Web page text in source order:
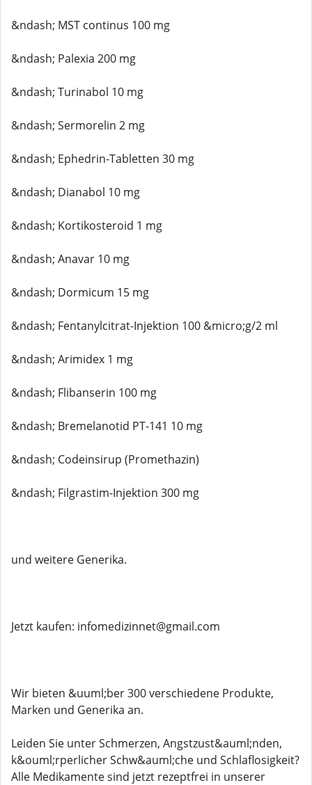
&ndash; MST continus 100 mg
&ndash; Palexia 200 mg
&ndash; Turinabol 10 mg
&ndash; Sermorelin 2 mg
&ndash; Ephedrin-Tabletten 30 mg
&ndash; Dianabol 10 mg
&ndash; Kortikosteroid 1 mg
&ndash; Anavar 10 mg
&ndash; Dormicum 15 mg
&ndash; Fentanylcitrat-Injektion 100 &micro;g/2 ml
&ndash; Arimidex 1 mg
&ndash; Flibanserin 100 mg
&ndash; Bremelanotid PT-141 10 mg
&ndash; Codeinsirup (Promethazin)
&ndash; Filgrastim-Injektion 300 mg
und weitere Generika.
Jetzt kaufen: infomedizinnet@gmail.com
Wir bieten &uuml;ber 300 verschiedene Produkte,
Marken und Generika an.
Leiden Sie unter Schmerzen, Angstzust&auml;nden,
k&ouml;rperlicher Schw&auml;che und Schlaflosigkeit?
Alle Medikamente sind jetzt rezeptfrei in unserer